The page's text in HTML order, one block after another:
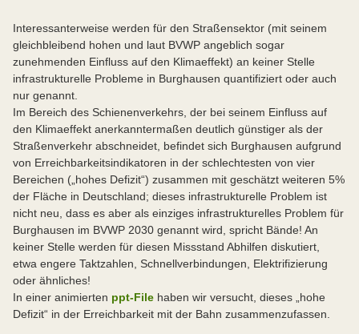
Interessanterweise werden für den Straßensektor (mit seinem
gleichbleibend hohen und laut BVWP angeblich sogar
zunehmenden Einfluss auf den Klimaeffekt) an keiner Stelle
infrastrukturelle Probleme in Burghausen quantifiziert oder auch
nur genannt.
Im Bereich des Schienenverkehrs, der bei seinem Einfluss auf
den Klimaeffekt anerkanntermaßen deutlich günstiger als der
Straßenverkehr abschneidet, befindet sich Burghausen aufgrund
von Erreichbarkeitsindikatoren in der schlechtesten von vier
Bereichen („hohes Defizit“) zusammen mit geschätzt weiteren 5%
der Fläche in Deutschland; dieses infrastrukturelle Problem ist
nicht neu, dass es aber als einziges infrastrukturelles Problem für
Burghausen im BVWP 2030 genannt wird, spricht Bände! An
keiner Stelle werden für diesen Missstand Abhilfen diskutiert,
etwa engere Taktzahlen, Schnellverbindungen, Elektrifizierung
oder ähnliches!
In einer animierten ppt-File haben wir versucht, dieses „hohe
Defizit“ in der Erreichbarkeit mit der Bahn zusammenzufassen.